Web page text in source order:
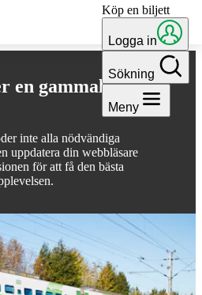
en gammal
inte alla nödvändiga
uppdatera din webbläsare
för att få den bästa
Köp en biljett
Logga in
Sökning
Meny